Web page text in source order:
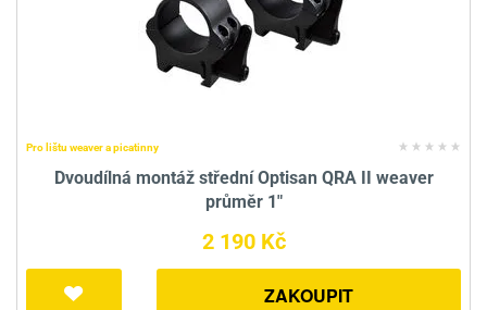
Pro lištu weaver a picatinny
Dvoudílná montáž střední Optisan QRA II weaver
průměr 1"
2 190 Kč
ZAKOUPIT